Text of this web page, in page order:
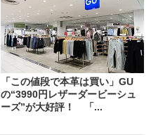
「この値段で本革は買い」GU
の“3990円レザーダービーシュ
ーズ”が大好評！ 「...